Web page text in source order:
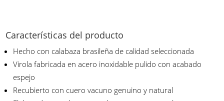
Características del producto
Hecho con calabaza brasileña de calidad seleccionada
Virola fabricada en acero inoxidable pulido con acabado
espejo
Recubierto con cuero vacuno genuino y natural